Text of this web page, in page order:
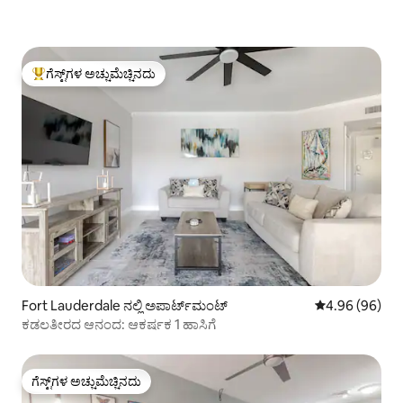
ಗೆಸ್ಟ್‌ಗಳಿಗೆ ಅತಿ ಹೆಚ್ಚು ಅಚ್ಚುಮೆಚ್ಚಿನದು
ಗೆಸ್ಟ್‌ಗಳ ಅಚ್ಚುಮೆಚ್ಚಿನದು
Fort Lauderdale ನಲ್ಲಿ ಅಪಾರ್ಟ್‌ಮಂಟ್ 5 ರಲ್ಲಿ 4.96
4.96 (96)
ಕಡಲತೀರದ ಆನಂದ: ಆಕರ್ಷಕ 1 ಹಾಸಿಗೆ
ಗೆಸ್ಟ್‌ಗಳ ಅಚ್ಚುಮೆಚ್ಚಿನದು
ಗೆಸ್ಟ್‌ಗಳ ಅಚ್ಚುಮೆಚ್ಚಿನದು